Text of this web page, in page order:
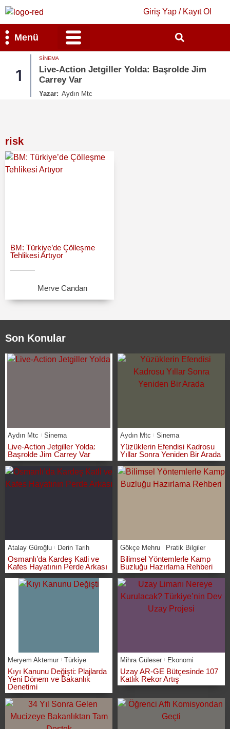
Giriş Yap / Kayıt Ol
Menü
1
SINEMA
Live-Action Jetgiller Yolda: Başrolde Jim
Carrey Var
Yazar: Aydın Mtc
risk
BM: Türkiye’de Çölleşme
Tehlikesi Artıyor
Merve Candan
Son Konular
Aydın Mtc Sinema
Live-Action Jetgiller Yolda:
Başrolde Jim Carrey Var
Aydın Mtc Sinema
Yüzüklerin Efendisi Kadrosu
Yıllar Sonra Yeniden Bir Arada
Atalay Güroğlu Derin Tarih
Osmanlı’da Kardeş Katli ve
Kafes Hayatının Perde Arkası
Gökçe Mehru Pratik Bilgiler
Bilimsel Yöntemlerle Kamp
Buzluğu Hazırlama Rehberi
Meryem Aktemur Türkiye
Kıyı Kanunu Değişti: Plajlarda
Yeni Dönem ve Bakanlık
Denetimi
Mihra Güleser Ekonomi
Uzay AR-GE Bütçesinde 107
Katlık Rekor Artış